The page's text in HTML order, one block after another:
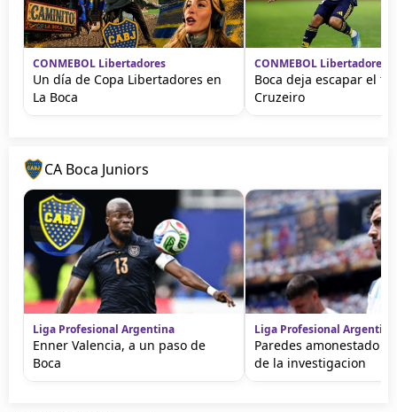
CONMEBOL Libertadores
Un día de Copa Libertadores en
La Boca
CONMEBOL Libertadores
Boca deja escapar el
Cruzeiro
CA Boca Juniors
Liga Profesional Argentina
Enner Valencia, a un paso de
Boca
Liga Profesional Argentina
Paredes amonestado
de la investigacion